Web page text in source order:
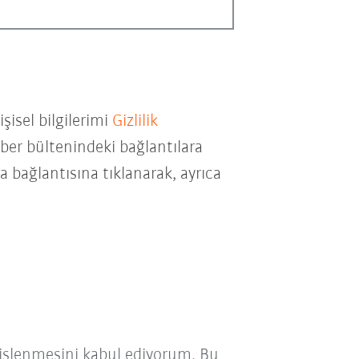
bilgilerimi Gizlilik
bültenindeki bağlantılara
tıklanarak, ayrıca